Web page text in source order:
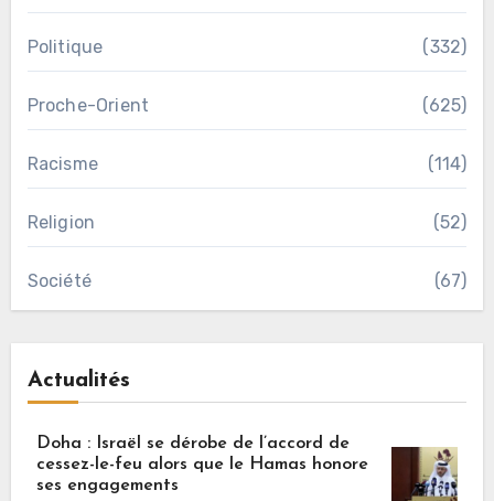
Politique (332)
Proche-Orient (625)
Racisme (114)
Religion (52)
Société (67)
Actualités
Doha : Israël se dérobe de l’accord de
cessez-le-feu alors que le Hamas honore
ses engagements